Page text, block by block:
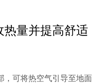
热量并提高舒适
，可将热空气引导至地面